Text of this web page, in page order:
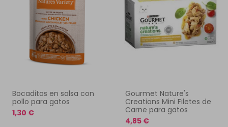
Bocaditos en salsa con
pollo para gatos
1,30 €
Gourmet Nature's
Creations Mini Filetes de
Carne para gatos
4,85 €